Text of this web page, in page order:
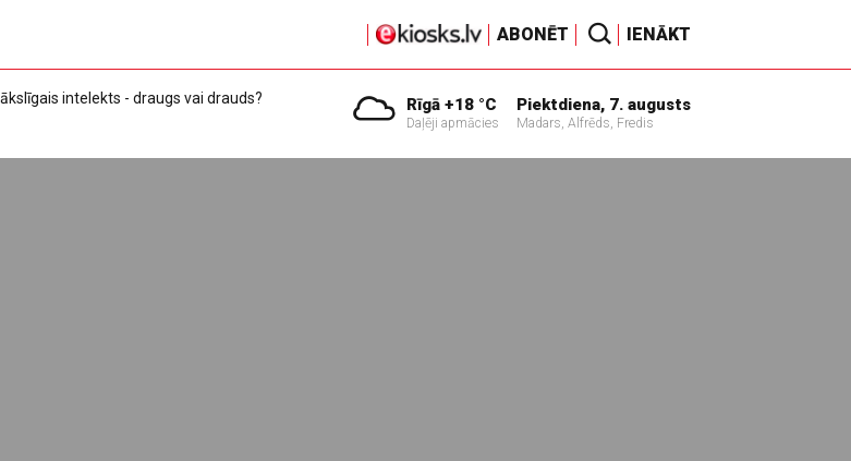
ABONĒT IENĀKT
intelekts - draugs vai drauds?
Rīgā +18 °C
Daļēji apmācies
Piektdiena, 7. augusts
Madars, Alfrēds, Fredis